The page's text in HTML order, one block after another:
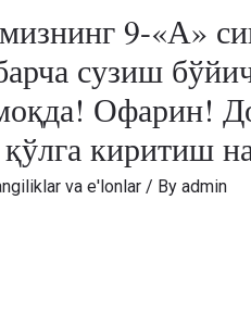
9-«А»
сузиш
Офарин!
киритиш
va e'lonlar/ By admin